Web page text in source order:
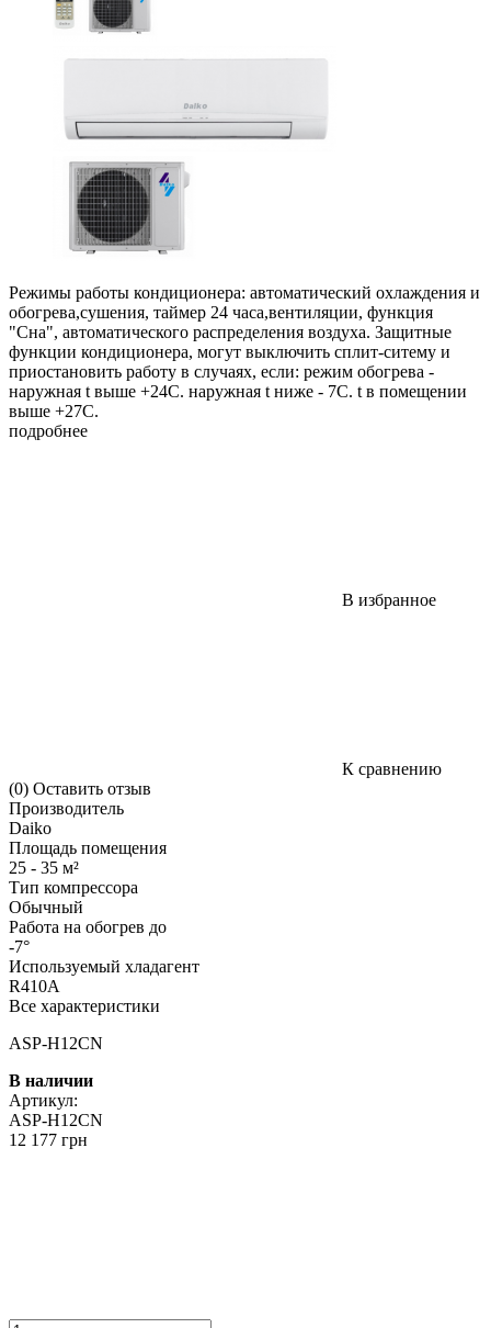
Режимы работы кондиционера: автоматический охлаждения и
обогрева,сушения, таймер 24 часа,вентиляции, функция
"Сна", автоматического распределения воздуха. Защитные
функции кондиционера, могут выключить сплит-ситему и
приостановить работу в случаях, если: режим обогрева -
наружная t выше +24С. наружная t ниже - 7С. t в помещении
выше +27С.
подробнее
В избранное
К сравнению
(0) Оставить отзыв
Производитель
Daiko
Площадь помещения
25 - 35 м²
Тип компрессора
Обычный
Работа на обогрев до
-7°
Используемый хладагент
R410A
Все характеристики
ASP-H12CN
В наличии
Артикул:
ASP-H12CN
12 177 грн